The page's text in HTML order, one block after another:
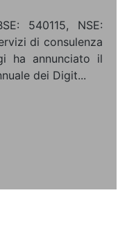
540115, NSE:
di consulenza
ha annunciato il
dei Digit...